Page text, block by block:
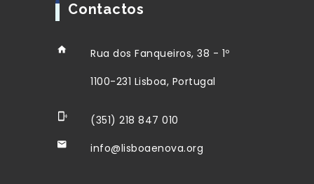
Contactos
Rua dos Fanqueiros, 38 - 1º
1100-231 Lisboa, Portugal
(351) 218 847 010
info@lisboaenova.org